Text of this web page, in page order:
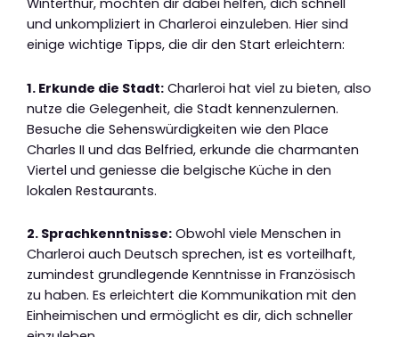
Winterthur, möchten dir dabei helfen, dich schnell
und unkompliziert in Charleroi einzuleben. Hier sind
einige wichtige Tipps, die dir den Start erleichtern:
1. Erkunde die Stadt: Charleroi hat viel zu bieten, also
nutze die Gelegenheit, die Stadt kennenzulernen.
Besuche die Sehenswürdigkeiten wie den Place
Charles II und das Belfried, erkunde die charmanten
Viertel und geniesse die belgische Küche in den
lokalen Restaurants.
2. Sprachkenntnisse: Obwohl viele Menschen in
Charleroi auch Deutsch sprechen, ist es vorteilhaft,
zumindest grundlegende Kenntnisse in Französisch
zu haben. Es erleichtert die Kommunikation mit den
Einheimischen und ermöglicht es dir, dich schneller